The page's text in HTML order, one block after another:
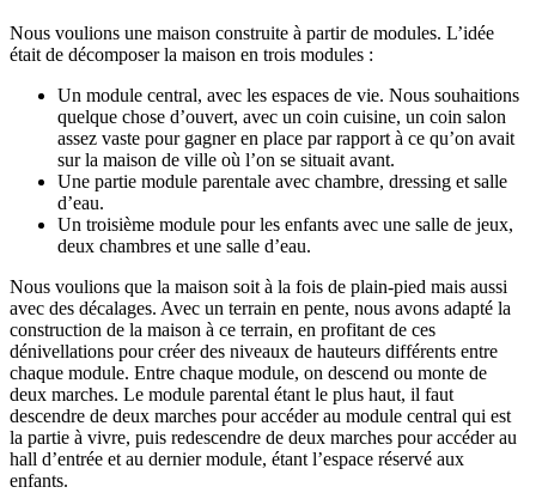
Nous voulions une maison construite à partir de modules. L’idée
était de décomposer la maison en trois modules :
Un module central, avec les espaces de vie. Nous souhaitions
quelque chose d’ouvert, avec un coin cuisine, un coin salon
assez vaste pour gagner en place par rapport à ce qu’on avait
sur la maison de ville où l’on se situait avant.
Une partie module parentale avec chambre, dressing et salle
d’eau.
Un troisième module pour les enfants avec une salle de jeux,
deux chambres et une salle d’eau.
Nous voulions que la maison soit à la fois de plain-pied mais aussi
avec des décalages. Avec un terrain en pente, nous avons adapté la
construction de la maison à ce terrain, en profitant de ces
dénivellations pour créer des niveaux de hauteurs différents entre
chaque module. Entre chaque module, on descend ou monte de
deux marches. Le module parental étant le plus haut, il faut
descendre de deux marches pour accéder au module central qui est
la partie à vivre, puis redescendre de deux marches pour accéder au
hall d’entrée et au dernier module, étant l’espace réservé aux
enfants.